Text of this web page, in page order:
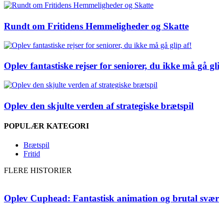
Rundt om Fritidens Hemmeligheder og Skatte
Oplev fantastiske rejser for seniorer, du ikke må gå
Oplev den skjulte verden af strategiske brætspil
POPULÆR KATEGORI
Brætspil
Fritid
FLERE HISTORIER
Oplev Cuphead: Fantastisk animation og brutal